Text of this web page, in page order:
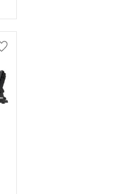
Lägg till i favoriter